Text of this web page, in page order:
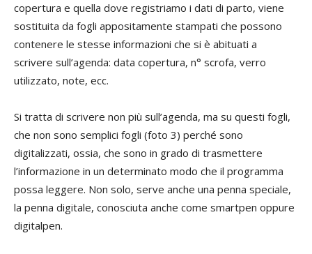
copertura e quella dove registriamo i dati di parto, viene
sostituita da fogli appositamente stampati che possono
contenere le stesse informazioni che si è abituati a
scrivere sull’agenda: data copertura, n° scrofa, verro
utilizzato, note, ecc.
Si tratta di scrivere non più sull’agenda, ma su questi fogli,
che non sono semplici fogli (foto 3) perché sono
digitalizzati, ossia, che sono in grado di trasmettere
l’informazione in un determinato modo che il programma
possa leggere. Non solo, serve anche una penna speciale,
la penna digitale, conosciuta anche come smartpen oppure
digitalpen.